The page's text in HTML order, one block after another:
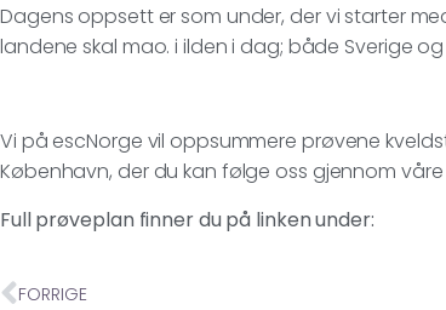
Dagens oppsett er som under, der vi starter
landene skal mao. i ilden i dag; både Sverige og
Vi på escNorge vil oppsummere prøvene
København, der du kan følge oss gjennom
Full prøveplan finner du på linken under:
FORRIGE